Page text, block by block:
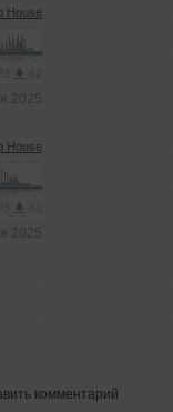
House
2025
House
2025
комментарий